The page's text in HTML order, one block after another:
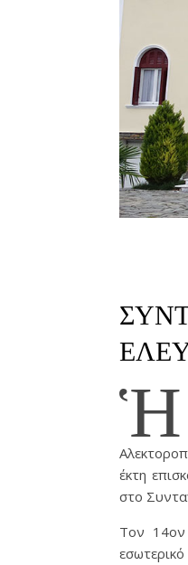
Ἡ
έκτη
στο
Τον 14ον